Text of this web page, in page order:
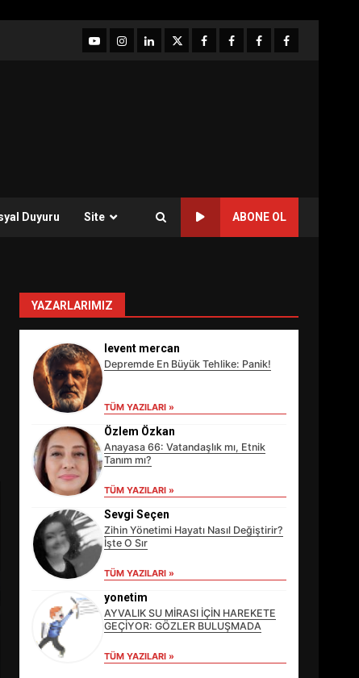
YouTubeInstagram
LinkedIntwitterfacebook-Facebook-
Facebook-Facebook-
Duyuru Site ABONE OL
YAZARLARIMIZ
levent mercan
Depremde En Büyük Tehlike: Panik!
TÜM YAZILARI »
Özlem Özkan
Anayasa 66: Vatandaşlık mı, Etnik
Tanım mı?
TÜM YAZILARI »
Sevgi Seçen
Zihin Yönetimi Hayatı Nasıl Değiştirir?
İşte O Sır
TÜM YAZILARI »
yonetim
AYVALIK SU MİRASI İÇİN HAREKETE
GEÇİYOR: GÖZLER BULUŞMADA
TÜM YAZILARI »
3
SÜRDÜRÜLEBİLİRLİKTE NE
DEĞİŞECEK?
EDREMİT’İN GURURU
TÜRKİYE FİNALİNDE NE
BAŞARDI?